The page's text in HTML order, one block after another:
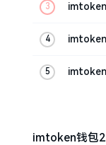
imtoken钱包